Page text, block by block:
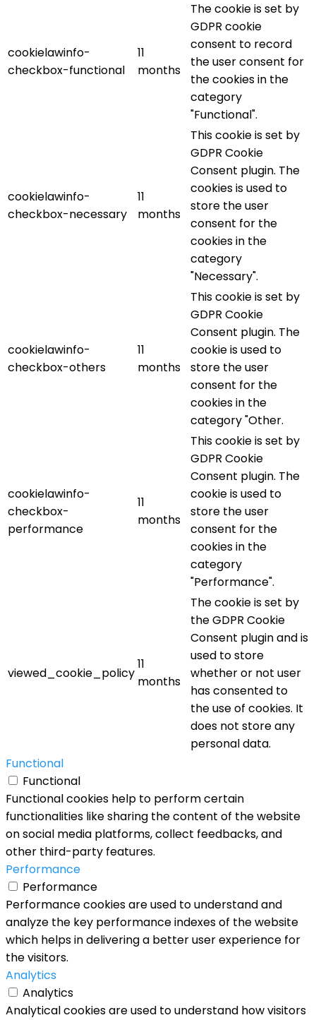
cookielawinfo-
checkbox-functional
11
months
The cookie is set by
GDPR cookie
consent to record
the user consent for
the cookies in the
category
"Functional".
cookielawinfo-
checkbox-necessary
11
months
This cookie is set by
GDPR Cookie
Consent plugin. The
cookies is used to
store the user
consent for the
cookies in the
category
"Necessary".
cookielawinfo-
checkbox-others
11
months
This cookie is set by
GDPR Cookie
Consent plugin. The
cookie is used to
store the user
consent for the
cookies in the
category "Other.
cookielawinfo-
checkbox-
performance
11
months
This cookie is set by
GDPR Cookie
Consent plugin. The
cookie is used to
store the user
consent for the
cookies in the
category
"Performance".
viewed_cookie_policy
11
months
The cookie is set by
the GDPR Cookie
Consent plugin and is
used to store
whether or not user
has consented to
the use of cookies. It
does not store any
personal data.
Functional
Functional
Functional cookies help to perform certain
functionalities like sharing the content of the website
on social media platforms, collect feedbacks, and
other third-party features.
Performance
Performance
Performance cookies are used to understand and
analyze the key performance indexes of the website
which helps in delivering a better user experience for
the visitors.
Analytics
Analytics
Analytical cookies are used to understand how visitors